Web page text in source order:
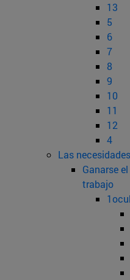
13
5
6
7
8
9
10
11
12
4
Las
Ganarse
trabajo